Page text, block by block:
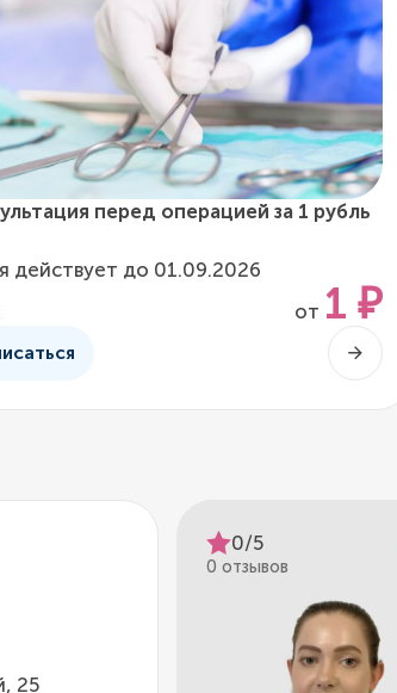
перед операцией за 1 рубль
действует до 01.09.2026
от 1 ₽
25
0/5
0 отзывов